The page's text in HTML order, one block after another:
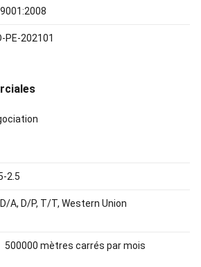
PE-202101
2.5
D/A, D/P, T/T, Western Union
500000 mètres carrés par mois